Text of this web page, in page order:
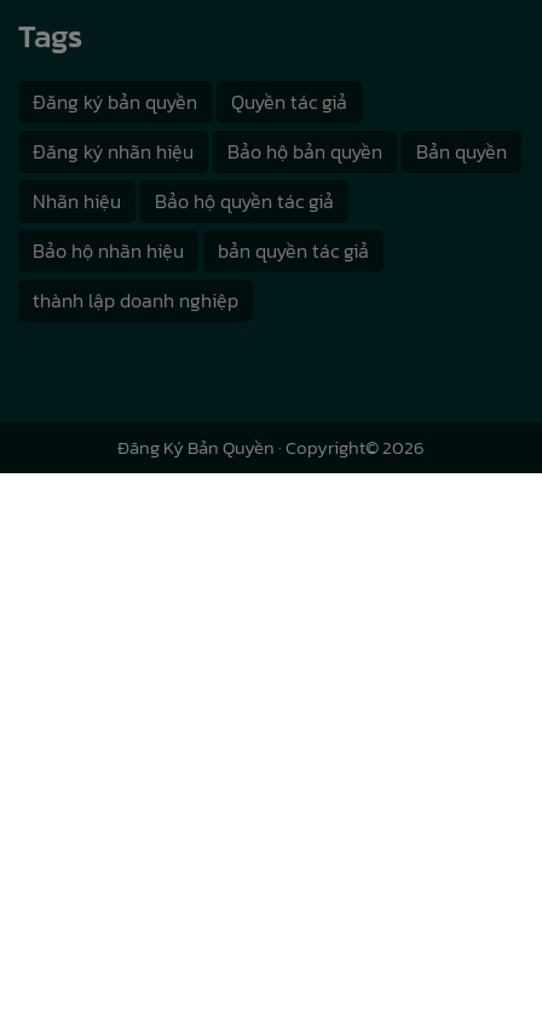
Tags
Đăng ký bản quyền
Quyền tác giả
Đăng ký nhãn hiệu
Bảo hộ bản quyền
Bản quyền
Nhãn hiệu
Bảo hộ quyền tác giả
Bảo hộ nhãn hiệu
bản quyền tác giả
thành lập doanh nghiệp
Đăng Ký Bản Quyền· Copyright© 2026